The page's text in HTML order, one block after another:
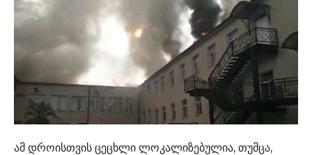
ამ დროისთვის ცეცხლი ლოკალიზებულია, თუმცა,